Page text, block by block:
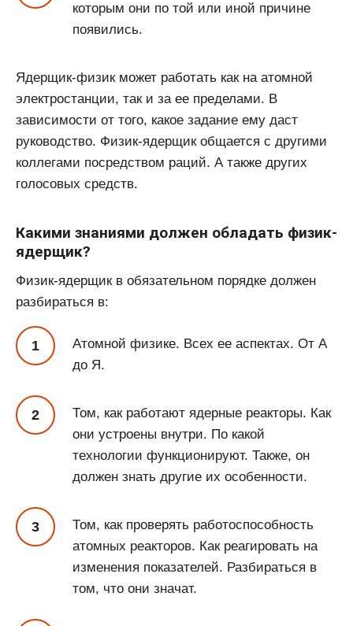
которым они по той или иной причине
появились.
Ядерщик-физик может работать как на атомной
электростанции, так и за ее пределами. В
зависимости от того, какое задание ему даст
руководство. Физик-ядерщик общается с другими
коллегами посредством раций. А также других
голосовых средств.
Какими знаниями должен обладать физик-
ядерщик?
Физик-ядерщик в обязательном порядке должен
разбираться в:
Атомной физике. Всех ее аспектах. От А
до Я.
Том, как работают ядерные реакторы. Как
они устроены внутри. По какой
технологии функционируют. Также, он
должен знать другие их особенности.
Том, как проверять работоспособность
атомных реакторов. Как реагировать на
изменения показателей. Разбираться в
том, что они значат.